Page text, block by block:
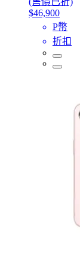
$46,900
P幣
折扣